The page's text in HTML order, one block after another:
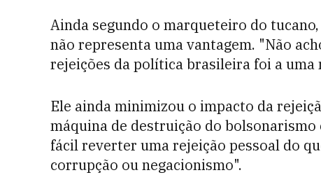
Ainda segundo o marqueteiro do
não representa uma vantagem. "Não
rejeições da política brasileira foi a
Ele ainda minimizou o impacto da
máquina de destruição do
fácil reverter uma rejeição pessoal do
corrupção ou negacionismo".